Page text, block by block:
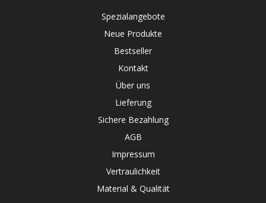
Spezialangebote
Neue Produkte
Bestseller
Kontakt
Über uns
Lieferung
Sichere Bezahlung
AGB
Impressum
Vertraulichkeit
Material & Qualität